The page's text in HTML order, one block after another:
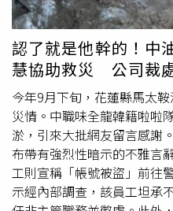
三點聲明進行反擊：一、請
訓，儘管你設了兩道防火牆
你提出告訴後，定對你提出
偽陳述，追究法律責任。二
問A答B。文中提及你的小
思國際，何以2022年凱思即
中資、港資？請別想用反問
移花接木、指鹿為馬。文中
國際約千萬元協助你跟拍政
點，指黃安捷是綠營金主，
認了就是他幹的！中
慧協助救災 公司裁
今年9月下旬，花蓮縣馬太
災情。中職味全龍韓籍啦啦
淤，引來大批網友留言感謝
布帶有強烈性暗示的不雅言
工則宣稱「帳號被盜」前往
示經內部調查，該員工坦承